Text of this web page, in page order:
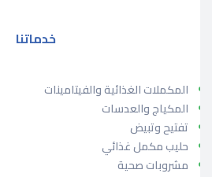
خدماتنا
المكملات الغذائية والفيتامينات
المكياج والعدسات
تفتيح وتبيض
حليب مكمل غذائي
مشروبات صحية